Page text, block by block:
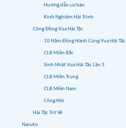
Hướng dẫn cơ bản
Kinh Nghiệm Hải Trình
Cộng Đồng Vua Hải Tặc
10 Năm Đồng Hành Cùng Vua Hải Tặc
CLB Miền Bắc
Sinh Nhật Vua Hải Tặc Lần 3
CLB Miền Trung
CLB Miền Nam
Công Hội
Hải Tặc Trở Về
Naruto